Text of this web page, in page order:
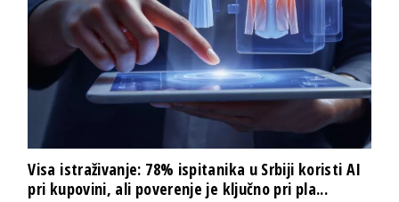
Visa istraživanje: 78% ispitanika u Srbiji koristi AI
pri kupovini, ali poverenje je ključno pri pla...